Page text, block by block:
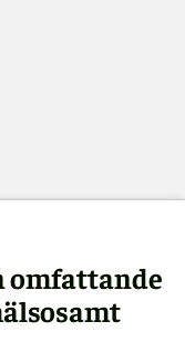
omfattande